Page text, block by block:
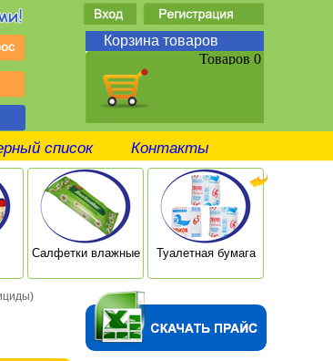
список Контакты
Салфетки влажные Туалетная бумага
Корзина товаров
Товаров 0